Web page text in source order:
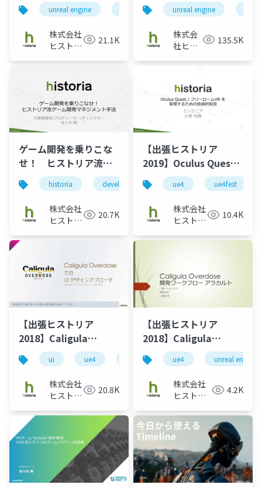
の完成まで～
unreal engine historia unreal engine
株式会社
ヒストリ
21.1K
戦～
unreal engine
株式会
社ヒス
135.5K
ゲーム開発を乗りこな
せ！ ヒストリア流ゲ
ーム開発マネジメント
手法
historia development management
株式会社
ヒストリ
20.7K
【出張ヒストリア
2019】Oculus Quest
フリーロームVRを実現
するための技術的知見
ue4 ue4fest
株式会社
ヒストリ
10.4K
【出張ヒストリア
2018】Caligula
OverdoseでのUIデザ
インアプローチ
ui ue4 unreal engine historia
株式会社
ヒストリ
20.8K
【出張ヒストリア
2018】Caligula
Overdose 開発ワーク
フロー アラカルト
ue4 unreal engine
株式会社
ヒストリ
4.2K